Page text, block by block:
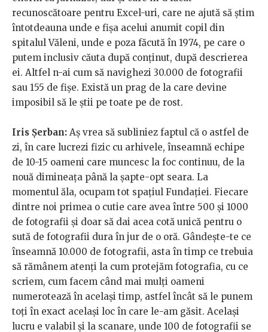
recunoscătoare pentru Excel-uri, care ne ajută să știm
întotdeauna unde e fișa acelui anumit copil din
spitalul Văleni, unde e poza făcută în 1974, pe care o
putem inclusiv căuta după conținut, după descrierea
ei. Altfel n-ai cum să navighezi 30.000 de fotografii
sau 155 de fișe. Există un prag de la care devine
imposibil să le știi pe toate pe de rost.
Iris Șerban: Aș vrea să subliniez faptul că o astfel de
zi, în care lucrezi fizic cu arhivele, înseamnă echipe
de 10-15 oameni care muncesc la foc continuu, de la
nouă dimineața până la șapte-opt seara. La
momentul ăla, ocupam tot spațiul Fundației. Fiecare
dintre noi primea o cutie care avea între 500 și 1000
de fotografii și doar să dai acea cotă unică pentru o
sută de fotografii dura în jur de o oră. Gândește-te ce
înseamnă 10.000 de fotografii, asta în timp ce trebuia
să rămânem atenți la cum protejăm fotografia, cu ce
scriem, cum facem când mai mulți oameni
numerotează în același timp, astfel încât să le punem
toți în exact același loc în care le-am găsit. Același
lucru e valabil și la scanare, unde 100 de fotografii se